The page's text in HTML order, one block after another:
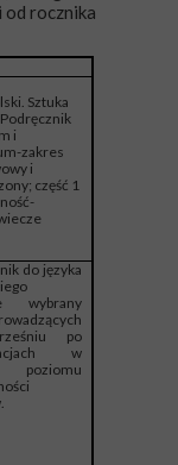
od rocznika
Sztuka
i
zakres
i
część 1
do języka
wybrany
po
w
poziomu